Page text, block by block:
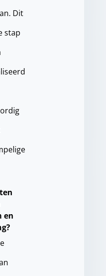
Dit
stap
en